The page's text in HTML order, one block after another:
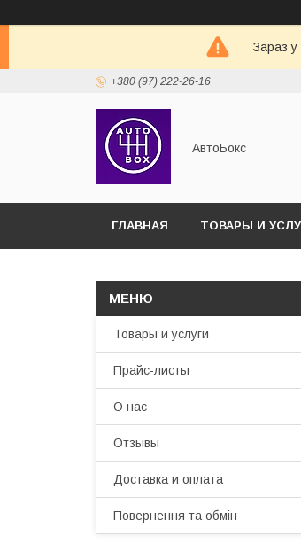
Зараз у
+380 (97) 222-26-16
АвтоБокс
ГЛАВНАЯ ТОВАРЫ И
Товары и услуги
Прайс-листы
О нас
Отзывы
Доставка и оплата
Повернення та обмін